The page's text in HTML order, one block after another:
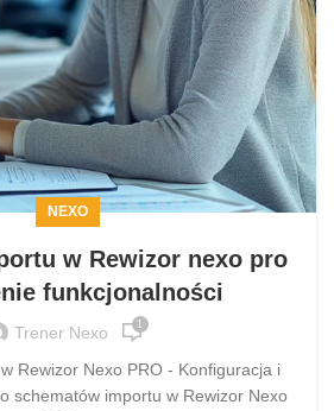
NEXO
w Rewizor nexo pro
funkcjonalności
Trener Nexo 1
Rewizor Nexo PRO - Konfiguracja i
schematów importu w Rewizor Nexo